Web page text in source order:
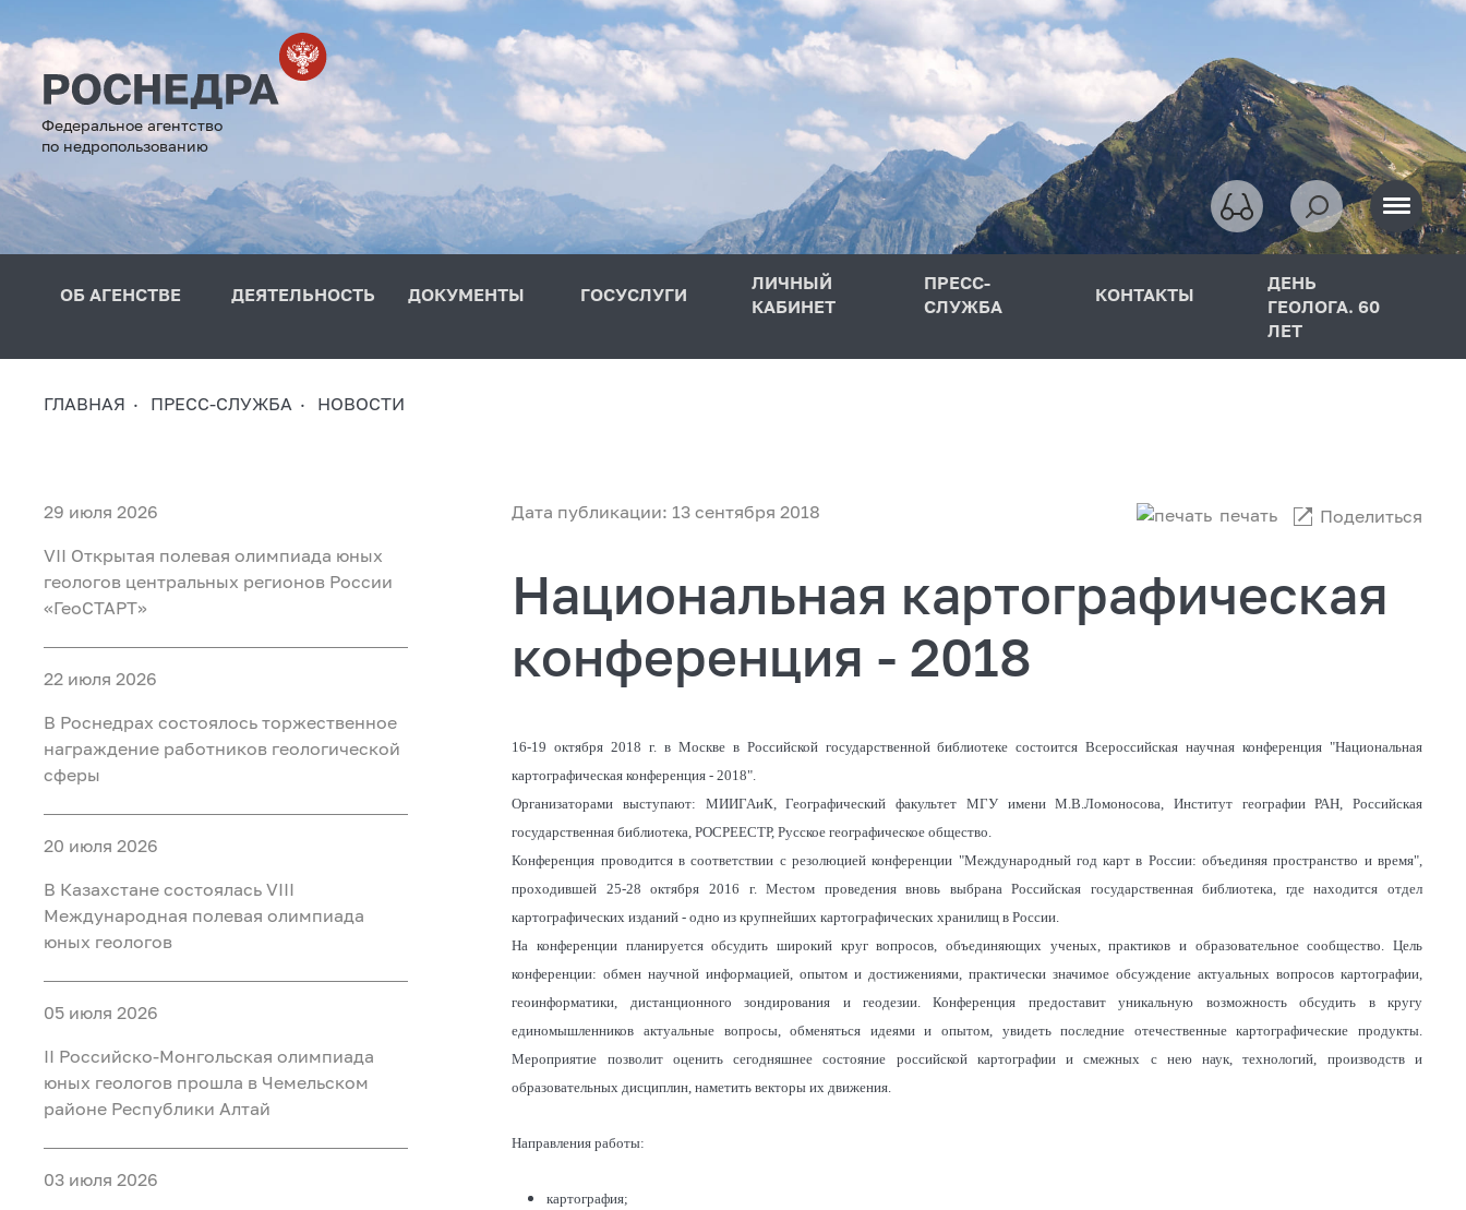
Федеральное агентство
по недропользованию
ОБ АГЕНСТВЕ ДЕЯТЕЛЬНОСТЬ ДОКУМЕНТЫ ГОСУСЛУГИ
ЛИЧНЫЙ
КАБИНЕТ
ПРЕСС-
СЛУЖБА
КОНТАКТЫ
ДЕНЬ
ГЕОЛОГА. 60
ЛЕТ
ГЛАВНАЯ ПРЕСС-СЛУЖБА НОВОСТИ
29 июля 2026
VII Открытая полевая олимпиада юных
геологов центральных регионов России
«ГеоСТАРТ»
22 июля 2026
В Роснедрах состоялось торжественное
награждение работников геологической
сферы
20 июля 2026
В Казахстане состоялась VIII
Международная полевая олимпиада
юных геологов
05 июля 2026
II Российско‑Монгольская олимпиада
юных геологов прошла в Чемельском
районе Республики Алтай
03 июля 2026
Дата публикации: 13 сентября 2018 печать Поделиться
Национальная картографическая
конференция - 2018
16-19 октября 2018 г. в Москве в Российской государственной библиотеке состоится Всероссийская научная конференция "Национальная
картографическая конференция - 2018".
Организаторами выступают: МИИГАиК, Географический факультет МГУ имени М.В.Ломоносова, Институт географии РАН, Российская
государственная библиотека, РОСРЕЕСТР, Русское географическое общество.
Конференция проводится в соответствии с резолюцией конференции "Международный год карт в России: объединяя пространство и время",
проходившей 25-28 октября 2016 г. Местом проведения вновь выбрана Российская государственная библиотека, где находится отдел
картографических изданий - одно из крупнейших картографических хранилищ в России.
На конференции планируется обсудить широкий круг вопросов, объединяющих ученых, практиков и образовательное сообщество. Цель
конференции: обмен научной информацией, опытом и достижениями, практически значимое обсуждение актуальных вопросов картографии,
геоинформатики, дистанционного зондирования и геодезии. Конференция предоставит уникальную возможность обсудить в кругу
единомышленников актуальные вопросы, обменяться идеями и опытом, увидеть последние отечественные картографические продукты.
Мероприятие позволит оценить сегодняшнее состояние российской картографии и смежных с нею наук, технологий, производств и
образовательных дисциплин, наметить векторы их движения.
Направления работы:
картография;